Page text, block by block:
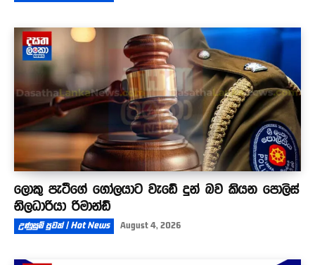
ලොකු පැටීගේ ගෝලයාට වැඩේ දුන් බව කියන පොලිස්
නිලධාරියා රිමාන්ඩ්
උණුසුම් පුවත් | Hot News August 4, 2026